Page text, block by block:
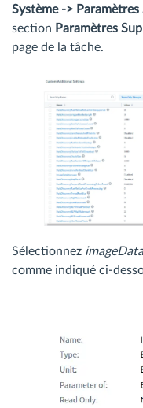
Système ->
section Paramètres
page de la tâche.
Sélectionnez
comme indiqué ci-